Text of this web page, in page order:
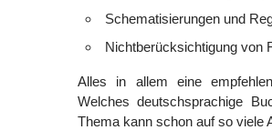
Schematisierungen und
Nichtberücksichtigung von
Alles in allem eine
Welches deutschsprachige
Thema kann schon auf so viele